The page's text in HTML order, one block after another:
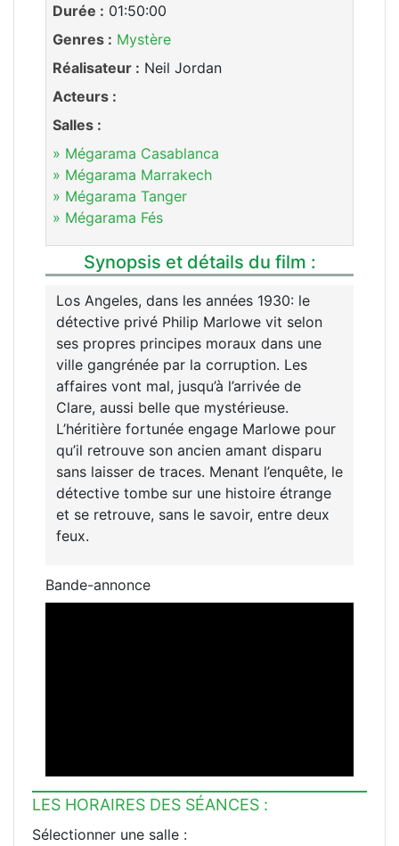
Durée : 01:50:00
Genres : Mystère
Réalisateur : Neil Jordan
Acteurs :
Salles :
» Mégarama Casablanca
» Mégarama Marrakech
» Mégarama Tanger
» Mégarama Fés
Synopsis et détails du film :
Los Angeles, dans les années 1930: le
détective privé Philip Marlowe vit selon
ses propres principes moraux dans une
ville gangrénée par la corruption. Les
affaires vont mal, jusqu’à l’arrivée de
Clare, aussi belle que mystérieuse.
L’héritière fortunée engage Marlowe pour
qu’il retrouve son ancien amant disparu
sans laisser de traces. Menant l’enquête, le
détective tombe sur une histoire étrange
et se retrouve, sans le savoir, entre deux
feux.
Bande-annonce
LES HORAIRES DES SÉANCES :
Sélectionner une salle :